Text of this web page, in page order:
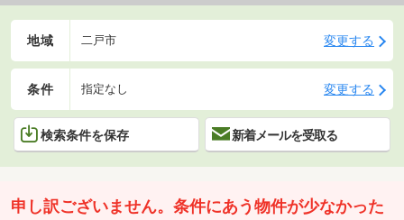
地域 二戸市 変更する
条件 指定なし 変更する
検索条件を保存 新着メールを受取る
申し訳ございません。条件にあう物件が少なかった